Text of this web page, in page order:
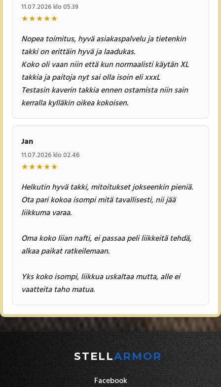
11.07.2026 klo 05.39
★★★★★
Nopea toimitus, hyvä asiakaspalvelu ja tietenkin
takki on erittäin hyvä ja laadukas.
Koko oli vaan niin että kun normaalisti käytän XL
takkia ja paitoja nyt sai olla isoin eli xxxL
Testasin kaverin takkia ennen ostamista niin sain
kerralla kylläkin oikea kokoisen.
Jan
11.07.2026 klo 02.46
★★★★★
Helkutin hyvä takki, mitoitukset jokseenkin pieniä.
Ota pari kokoa isompi mitä tavallisesti, nii jää
liikkuma varaa.
Oma koko liian nafti, ei passaa peli liikkeitä tehdä,
alkaa paikat ratkeilemaan.
Yks koko isompi, liikkua uskaltaa mutta, alle ei
vaatteita taho matua.
STELLARMOR
Facebook